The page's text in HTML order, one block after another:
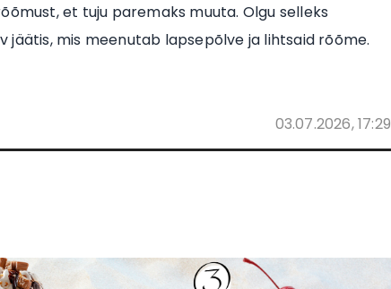
et tuju paremaks muuta. Olgu selleks
jäätis, mis meenutab lapsepõlve ja lihtsaid rõõme.
03.07.2026, 17:29